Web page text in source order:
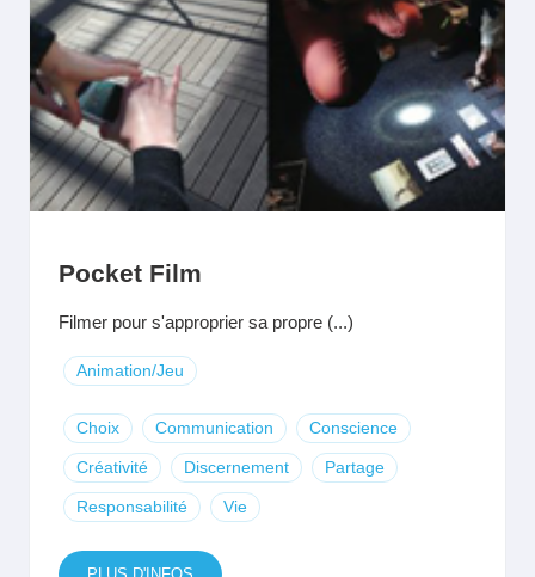
Pocket Film
Filmer pour s'approprier sa propre (...)
Animation/Jeu
Choix Communication Conscience
Créativité Discernement Partage
Responsabilité Vie